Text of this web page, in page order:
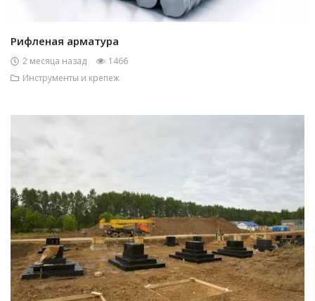
Рифленая арматура
2 месяца назад
1466
Инструменты и крепеж